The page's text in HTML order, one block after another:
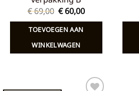
€69,00 Oorspronkelijke
prijs
was:
€ 69,00.
€60,00Huidige
TOEVOEGEN AAN
WINKELWAGEN